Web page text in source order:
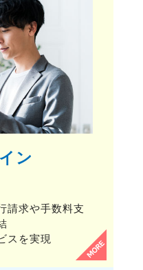
ン
請求や手数料支
スを実現